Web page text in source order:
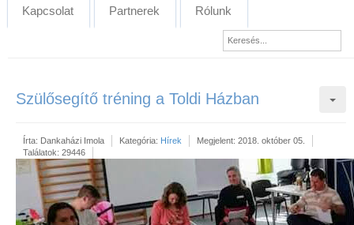
Kapcsolat Partnerek Rólunk
Szülősegítő tréning a Toldi Házban
Írta: Dankaházi Imola Kategória: Hírek
Megjelent: 2018. október 05.
Találatok: 29446